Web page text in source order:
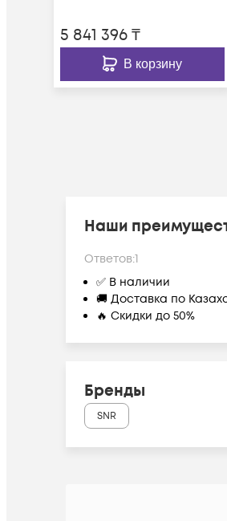
5 841 396₸
В корзину
Наши
Ответов:1
✅ В наличии
🚚 Доставка по
🔥 Скидки до 50%
Бренды
SNR